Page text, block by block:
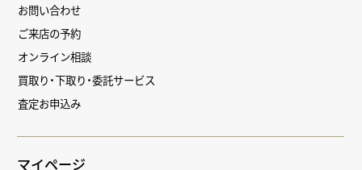
お問い合わせ
ご来店の予約
オンライン相談
買取り・下取り・委託サービス
査定お申込み
マイページ